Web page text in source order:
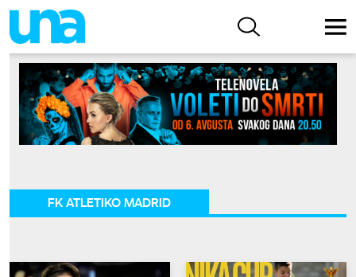
FK ATLETIKO MADRID